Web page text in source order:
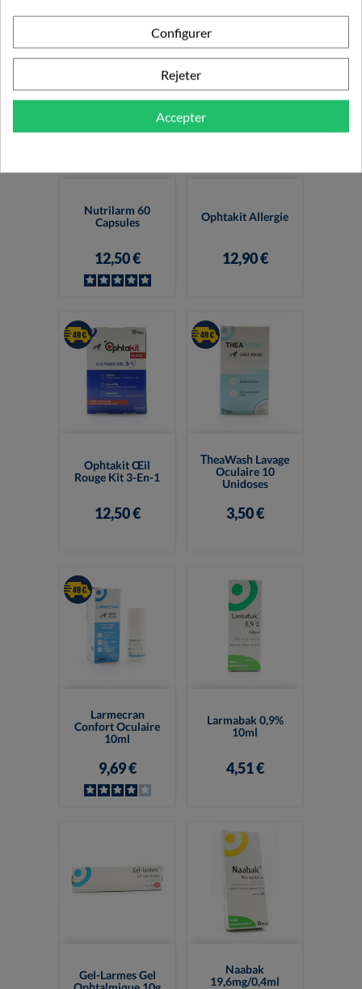
Nutrilarm 60
Capsules
12,50 €
Ophtakit Allergie
12,90 €
Ophtakit Œil
Rouge Kit 3-En-1
12,50 €
TheaWash Lavage
Oculaire 10
Unidoses
3,50 €
Larmecran
Confort Oculaire
10ml
9,69 €
Larmabak 0,9%
10ml
4,51 €
Gel-Larmes Gel
Naabak
19,6mg/0,4ml
Configurer
Rejeter
Accepter